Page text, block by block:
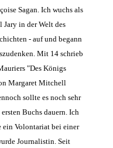
Sagan. Ich wuchs als
in der Welt des
- auf und begann
Mit 14 schrieb
"Des Königs
Margaret Mitchell
sollte es noch sehr
Buchs dauern. Ich
ein Volontariat bei einer
Journalistin. Seit